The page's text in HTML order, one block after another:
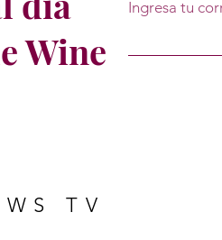
Wine
Ingresa tu
TV